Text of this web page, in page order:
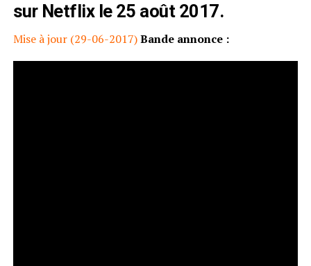
sur Netflix le 25 août 2017.
Mise à jour (29-06-2017)Bande annonce :